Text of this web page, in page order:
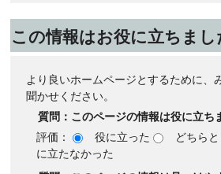
この情報はお役に立ちまし
より良いホームページとするために、
聞かせください。
質問：このページの情報は役に立ち
評価：
役に立った どちら
に立たなかった